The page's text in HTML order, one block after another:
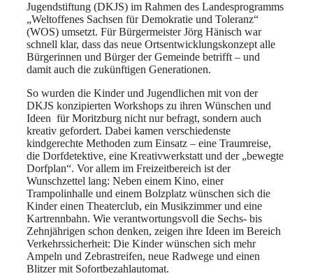
Jugendstiftung (DKJS) im Rahmen des Landesprogramms
„Weltoffenes Sachsen für Demokratie und Toleranz“
(WOS) umsetzt. Für Bürgermeister Jörg Hänisch war
schnell klar, dass das neue Ortsentwicklungskonzept alle
Bürgerinnen und Bürger der Gemeinde betrifft – und
damit auch die zukünftigen Generationen.
So wurden die Kinder und Jugendlichen mit von der
DKJS konzipierten Workshops zu ihren Wünschen und
Ideen für Moritzburg nicht nur befragt, sondern auch
kreativ gefordert. Dabei kamen verschiedenste
kindgerechte Methoden zum Einsatz – eine Traumreise,
die Dorfdetektive, eine Kreativwerkstatt und der „bewegte
Dorfplan“. Vor allem im Freizeitbereich ist der
Wunschzettel lang: Neben einem Kino, einer
Trampolinhalle und einem Bolzplatz wünschen sich die
Kinder einen Theaterclub, ein Musikzimmer und eine
Kartrennbahn. Wie verantwortungsvoll die Sechs- bis
Zehnjährigen schon denken, zeigen ihre Ideen im Bereich
Verkehrssicherheit: Die Kinder wünschen sich mehr
Ampeln und Zebrastreifen, neue Radwege und einen
Blitzer mit Sofortbezahlautomat.